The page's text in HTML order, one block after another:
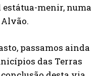
menir, numa
passamos ainda
das Terras